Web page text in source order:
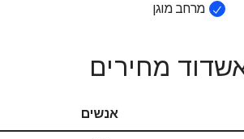
מרחב מוגן
מחירים
אנשים